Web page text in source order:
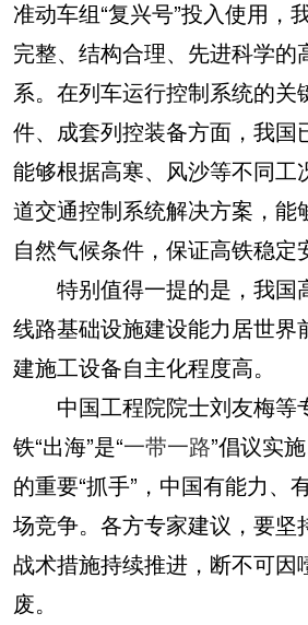
准动车组“复兴号”投入使用，
完整、结构合理、先进科学的
系。在列车运行控制系统的关
件、成套列控装备方面，我国
能够根据高寒、风沙等不同工
道交通控制系统解决方案，能
自然气候条件，保证高铁稳定
特别值得一提的是，我国
线路基础设施建设能力居世界
建施工设备自主化程度高。
中国工程院院士刘友梅等
铁“出海”是“一带一路”倡议实
的重要“抓手”，中国有能力、
场竞争。各方专家建议，要坚
战术措施持续推进，断不可因
废。